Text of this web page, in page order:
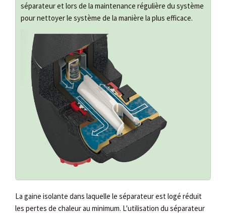
séparateur et lors de la maintenance régulière du système
pour nettoyer le système de la manière la plus efficace.
La gaine isolante dans laquelle le séparateur est logé réduit
les pertes de chaleur au minimum. L'utilisation du séparateur